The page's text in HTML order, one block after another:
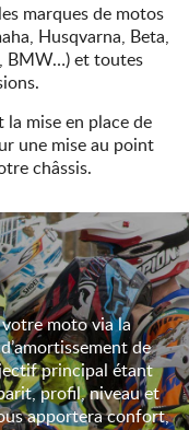
marques de motos
Husqvarna, Beta,
BMW…) et toutes
mise en place de
une mise au point
châssis.
moto via la
de
principal étant
profil, niveau et
apportera confort,